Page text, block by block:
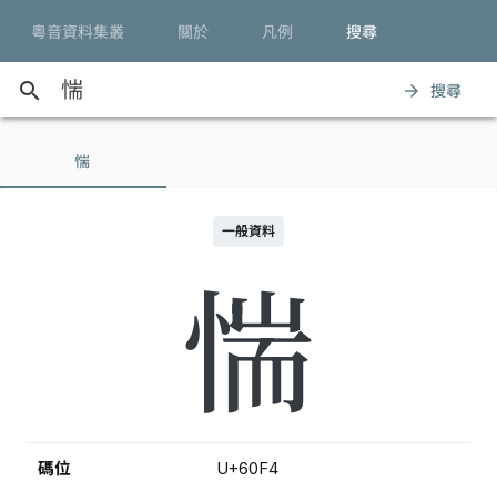
粵音資料集叢 關於 凡例 搜尋
search arrow_forward 搜尋
惴
一般資料
惴
碼位 U+60F4